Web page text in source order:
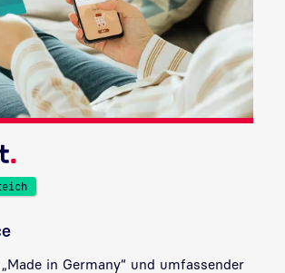
in Germany“ und umfassender